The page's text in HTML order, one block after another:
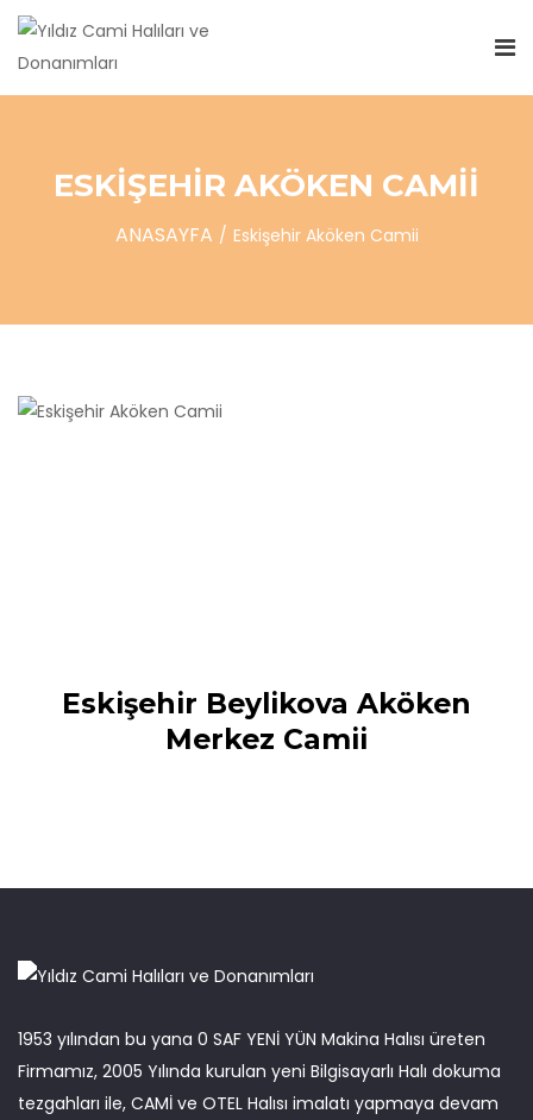
ESKIŞEHIR AKÖKEN CAMII
ANASAYFA Eskişehir Aköken Camii
Eskişehir Beylikova Aköken
Merkez Camii
1953 yılından bu yana 0 SAF YENİ YÜN Makina Halısı üreten
Firmamız, 2005 Yılında kurulan yeni Bilgisayarlı Halı dokuma
tezgahları ile, CAMİ ve OTEL Halısı imalatı yapmaya devam